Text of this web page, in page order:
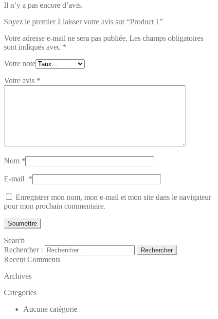
Il n’y a pas encore d’avis.
Soyez le premier à laisser votre avis sur “Product 1”
Votre adresse e-mail ne sera pas publiée. Les champs obligatoires
sont indiqués avec *
Votre note
Votre avis *
Nom *
E-mail *
Enregistrer mon nom, mon e-mail et mon site dans le navigateur
pour mon prochain commentaire.
Search
Rechercher :
Recent Comments
Archives
Categories
Aucune catégorie